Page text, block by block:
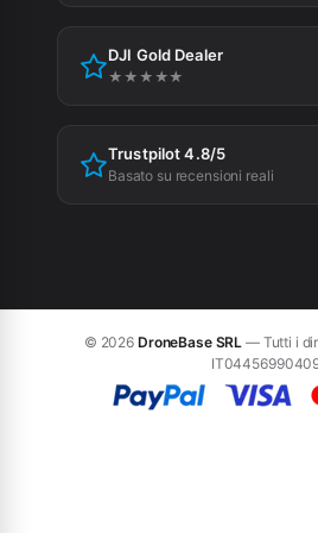
Preferenze cookieDJI Gold Dealer
★★★★★
Trustpilot 4.8/5
Basato su recensioni reali
© 2026 DroneBase SRL — Tutti i